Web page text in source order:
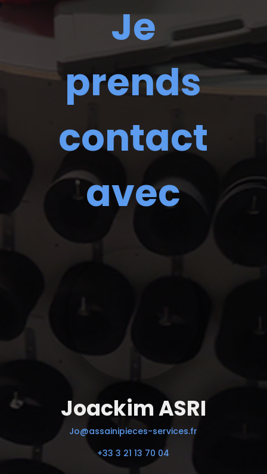
Je
prends
contact
avec
Joackim ASRI
Jo@assainipieces-services.fr
+33 3 21 13 70 04